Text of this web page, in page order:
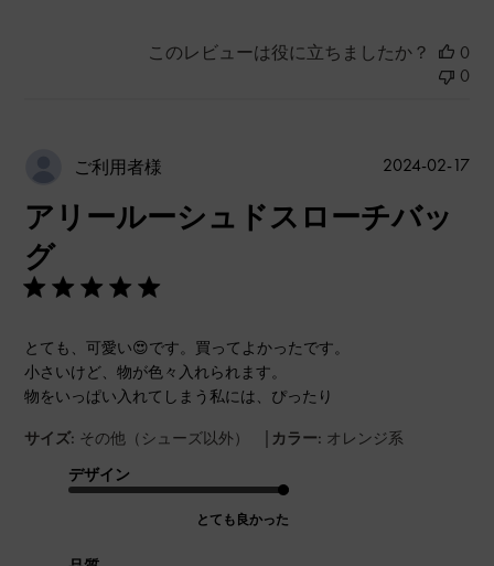
このレビューは役に立ちましたか？
0
0
ご利用者様
アリールーシュドスローチバッ
グ
とても、可愛い😍です。買ってよかったです。
小さいけど、物が色々入れられます。
物をいっぱい入れてしまう私には、ぴったり
サイズ: その他（シューズ以外） | カラー: オレンジ系
デザイン
とても良かった
公
2024-02-17